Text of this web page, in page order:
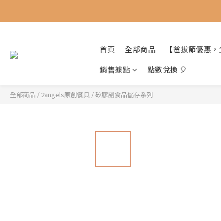
首頁 全部商品
【爸拔節優惠
銷售據點
點數兌換 🎈
全部商品 / 2angels原創餐具 /矽膠副食品儲存系列